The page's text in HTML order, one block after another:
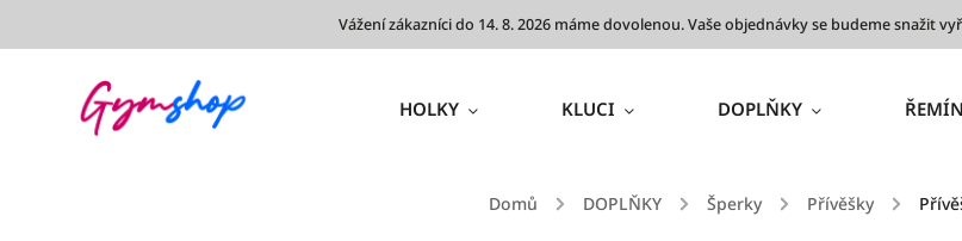
Vážení zákazníci do 14. 8. 2026 máme dovolenou. Vaše objednávky se budeme snažit
HOLKY KLUCI DOPLŇKY
Domů / DOPLŇKY / Šperky / Přívěšky /